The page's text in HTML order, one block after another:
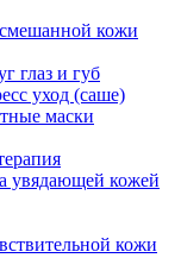
кожи
глаз и губ
уход (саше)
маски
увядающей кожей
кожи